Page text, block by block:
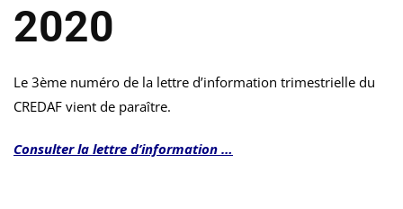
2020
Le 3ème numéro de la lettre d’information trimestrielle du
CREDAF vient de paraître.
Consulter la lettre d’information …